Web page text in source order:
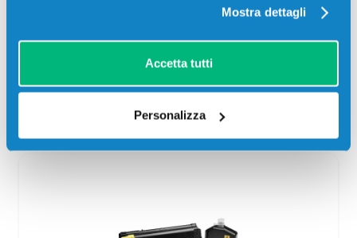
Mostra dettagli
Accetta tutti
Personalizza